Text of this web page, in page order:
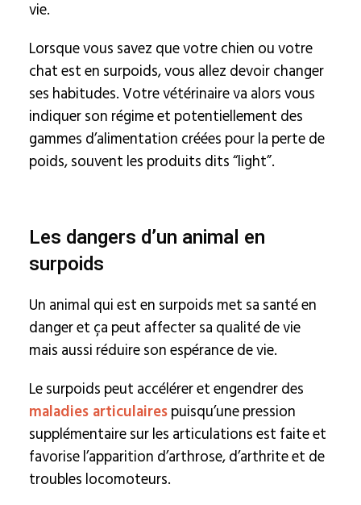
vie.
Lorsque vous savez que votre chien ou votre
chat est en surpoids, vous allez devoir changer
ses habitudes. Votre vétérinaire va alors vous
indiquer son régime et potentiellement des
gammes d’alimentation créées pour la perte de
poids, souvent les produits dits “light”.
Les dangers d’un animal en
surpoids
Un animal qui est en surpoids met sa santé en
danger et ça peut affecter sa qualité de vie
mais aussi réduire son espérance de vie.
Le surpoids peut accélérer et engendrer des
maladies articulairespuisqu’une pression
supplémentaire sur les articulations est faite et
favorise l’apparition d’arthrose, d’arthrite et de
troubles locomoteurs.